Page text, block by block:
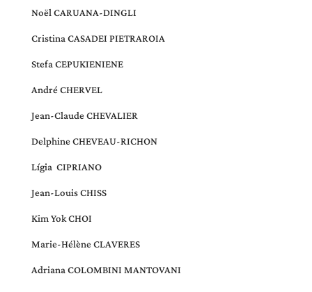
Noël CARUANA-DINGLI
Cristina CASADEI PIETRAROIA
Stefa CEPUKIENIENE
André CHERVEL
Jean-Claude CHEVALIER
Delphine CHEVEAU-RICHON
Lígia CIPRIANO
Jean-Louis CHISS
Kim Yok CHOI
Marie-Hélène CLAVERES
Adriana COLOMBINI MANTOVANI